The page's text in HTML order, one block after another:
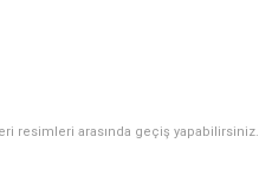
resimleri arasında geçiş yapabilirsiniz.